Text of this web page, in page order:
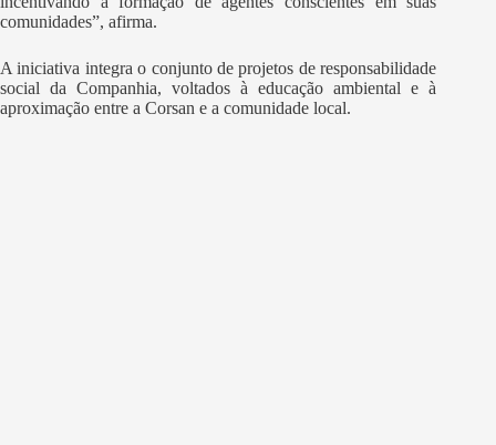
comunidades”, afirma.
A iniciativa integra o conjunto de projetos de responsabilidade
social da Companhia, voltados à educação ambiental e à
aproximação entre a Corsan e a comunidade local.